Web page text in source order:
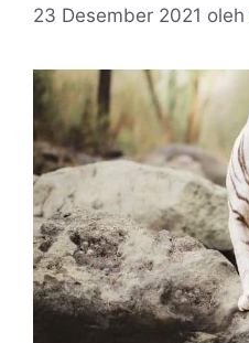
23 Desember 2021 oleh